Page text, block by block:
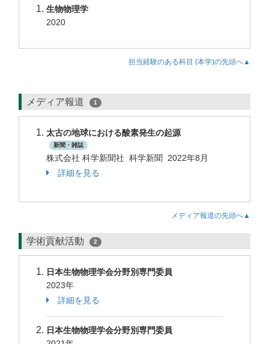
生物物理学
2020
担当経験のある科目 (本学)の先頭へ▲
メディア報道 1
太古の地球における酸素発生の起源
新聞・雑誌
株式会社 科学新聞社 科学新聞 2022年8月
詳細を見る
メディア報道の先頭へ▲
学術貢献活動 2
日本生物物理学会分野別専門委員
2023年
詳細を見る
日本生物物理学会分野別専門委員